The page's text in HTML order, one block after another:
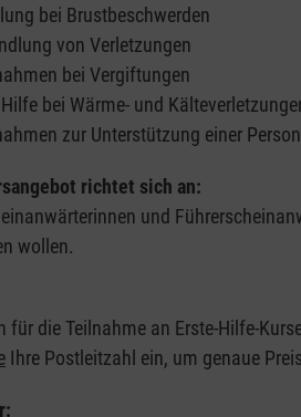
bei Brustbeschwerden
von Verletzungen
bei Vergiftungen
bei Wärme- und
zur Unterstützung einer
richtet sich an:
und
wollen.
für die Teilnahme an Erste-Hilfe-
Ihre Postleitzahl ein, um genaue